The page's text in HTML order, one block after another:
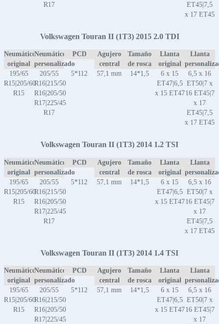
R17
ET45|7,5
x 17 ET45
Volkswagen Touran II (1T3) 2015 2.0 TDI
Neumático
original
Neumático
personalizado
PCD
Agujero
central
Tamaño
de rosca
Llanta
original
Llanta
195/65
R15|205/60
R15
205/55
R16|215/50
R16|205/50
R17|225/45
R17
5*112 57,1 mm 14*1,5
6 x 15
ET47|6,5
x 15 ET47
6,5 x 16
ET50|7 x
16 ET45|7
x 17
ET45|7,5
x 17 ET45
Volkswagen Touran II (1T3) 2014 1.2 TSI
Neumático
original
Neumático
personalizado
PCD
Agujero
central
Tamaño
de rosca
Llanta
original
Llanta
195/65
R15|205/60
R15
205/55
R16|215/50
R16|205/50
R17|225/45
R17
5*112 57,1 mm 14*1,5
6 x 15
ET47|6,5
x 15 ET47
6,5 x 16
ET50|7 x
16 ET45|7
x 17
ET45|7,5
x 17 ET45
Volkswagen Touran II (1T3) 2014 1.4 TSI
Neumático
original
Neumático
personalizado
PCD
Agujero
central
Tamaño
de rosca
Llanta
original
Llanta
195/65
R15|205/60
R15
205/55
R16|215/50
R16|205/50
R17|225/45
5*112 57,1 mm 14*1,5
6 x 15
ET47|6,5
x 15 ET47
6,5 x 16
ET50|7 x
16 ET45|7
x 17